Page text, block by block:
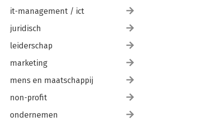
it-management / ict
juridisch
leiderschap
marketing
mens en maatschappij
non-profit
ondernemen